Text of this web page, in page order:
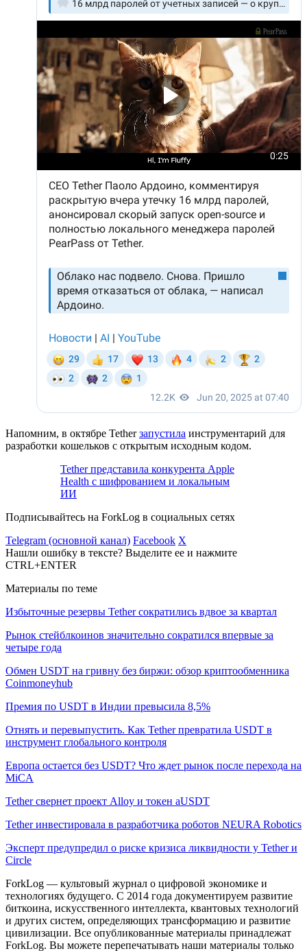
Напомним, в октябре Tetherзапустила инструментарий для
разработки кошельков с открытым исходным кодом.
Tether представила конкурента Apple
Health с шифрованием и локальным
ИИ
Подписывайтесь на ForkLog в социальных сетях
Telegram (основной канал) Facebook X
Нашли ошибку в тексте? Выделите ее и нажмите
CTRL+ENTER
Материалы по теме
Избыточные резервы Tether сократились вдвое за квартал
Рынок стейблкоинов значительно сократился впервые за
четыре года
Обмен USDT на гривну без биржи: обзор криптообменника
Coinmoneyhub
Премия по USDT в Индии превысила 8,5%
Отнять и перевыпустить. Как Tether превратила USDT в
инструмент глобального контроля
Европа остается без USDT? Что ждет рынок после перехода на
MiCA
Tether свернет проект Alloy и токен aUSDT
Tether инвестировала в разработчика роботов NEURA Robotics
Эксперт предупредил о риске кризиса ликвидности у Tether и
Circle
ForkLog — культовый журнал о цифровой экономике и
технологиях будущего. С 2014 года документируем развитие
биткоина, искусственного интеллекта, квантовых технологий
и других систем, определяющих трансформацию и развитие
цивилизации. Все опубликованные материалы принадлежат
ForkLog. Вы можете перепечатывать наши материалы только